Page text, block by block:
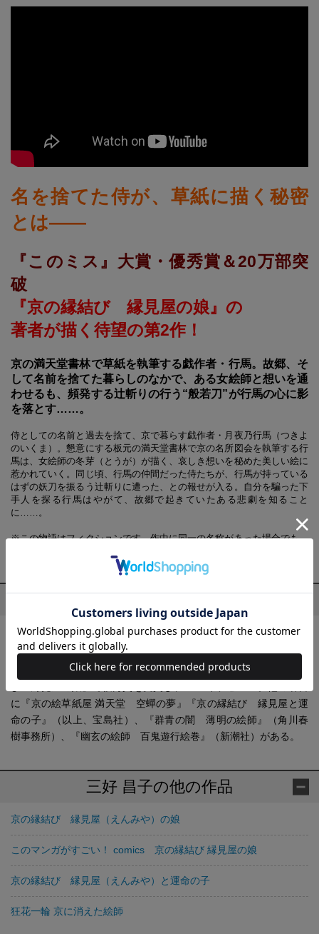
名を捨てた侍が、草紙に描く秘密
とは――
『このミス』大賞・優秀賞＆20万部突
破
『京の縁結び 縁見屋の娘』の
著者が描く待望の第2作！
京の満天堂書林で草紙を執筆する戯作者・行馬。故郷、そ
して名前を捨てた暮らしのなかで、ある女絵師と想いを通
わせるも、頻発する辻斬りの行う“般若刀”が行馬の心に影
を落とす……。
侍としての名前と過去を捨て、京で暮らす戯作者・月夜乃行馬（つきよ
のいくま）。懇意にする板元の満天堂書林で京の名所図会を執筆する行
馬は、女絵師の冬芽（とうが）が描く、哀しき想いを秘めた美しい絵に
惹かれていく。同じ頃、行馬の仲間だった侍たちが、行馬が持っている
はずの妖刀を振るう辻斬りに遭った、との報せが入る。自分を騙った下
手人を探る行馬はやがて、故郷で起きていたある悲劇を知ること
に……。
※この物語はフィクションです。作中に同一の名称があった場合でも、
プロフィール
三好 昌子(みよし あきこ)
1958年、岡山県生まれ。大阪府在住。嵯峨美術短期大学洋画専攻
科卒。第15回『このミステリーがすごい！』大賞にて『京の縁結
に『京の絵草紙屋 満天堂 空蟬の夢』『京の縁結び 縁見屋と運
命の子』（以上、宝島社）、『群青の闇 薄明の絵師』（角川春
樹事務所）、『幽玄の絵師 百鬼遊行絵巻』（新潮社）がある。
三好 昌子の他の作品
京の縁結び 縁見屋（えんみや）の娘
このマンガがすごい！ comics 京の縁結び 縁見屋の娘
京の縁結び 縁見屋（えんみや）と運命の子
狂花一輪 京に消えた絵師